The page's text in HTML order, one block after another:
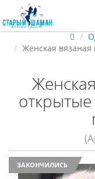
Женская
ЗАКОНЧИЛИСЬ